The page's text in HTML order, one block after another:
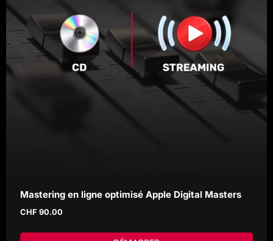
Mastering en ligne optimisé Apple Digital Masters
CHF 90.00